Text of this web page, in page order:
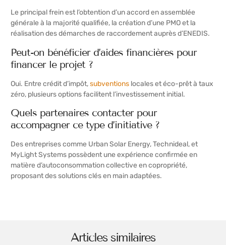
Le principal frein est l’obtention d’un accord en assemblée
générale à la majorité qualifiée, la création d’une PMO et la
réalisation des démarches de raccordement auprès d’ENEDIS.
Peut-on bénéficier d’aides financières pour
financer le projet ?
Oui. Entre crédit d’impôt,subventions locales et éco-prêt à taux
zéro, plusieurs options facilitent l’investissement initial.
Quels partenaires contacter pour
accompagner ce type d’initiative ?
Des entreprises comme Urban Solar Energy, Technideal, et
MyLight Systems possèdent une expérience confirmée en
matière d’autoconsommation collective en copropriété,
proposant des solutions clés en main adaptées.
Articles similaires